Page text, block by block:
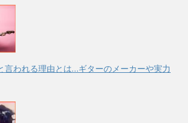
言われる理由とは…ギターのメーカーや実力